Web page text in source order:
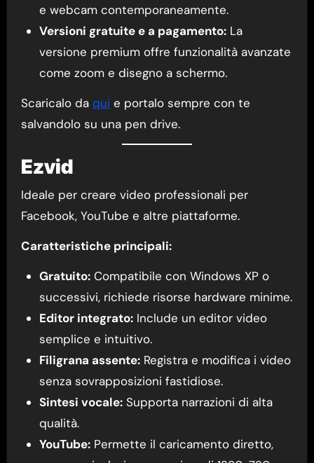
e webcam contemporaneamente.
Versioni gratuite e a pagamento:La
versione premium offre funzionalità avanzate
come zoom e disegno a schermo.
Scaricalo da qui e portalo sempre con te
salvandolo su una pen drive.
Ezvid
Ideale per creare video professionali per
Facebook, YouTube e altre piattaforme.
Caratteristiche principali:
Gratuito:Compatibile con Windows XP o
successivi, richiede risorse hardware minime.
Editor integrato:Include un editor video
semplice e intuitivo.
Filigrana assente:Registra e modifica i video
senza sovrapposizioni fastidiose.
Sintesi vocale:Supporta narrazioni di alta
qualità.
YouTube:Permette il caricamento diretto,